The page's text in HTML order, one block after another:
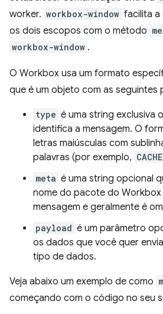
worker. workbox-window facilita a
os dois escopos com o método
workbox-window .
O Workbox usa um formato
que é um objeto com as seguintes
type é uma string exclusiva
identifica a mensagem. O
letras maiúsculas com
palavras (por exemplo,
meta é uma string opcional
nome do pacote do
mensagem e geralmente é
payload é um parâmetro
os dados que você quer
tipo de dados.
Veja abaixo um exemplo de como
começando com o código no seu